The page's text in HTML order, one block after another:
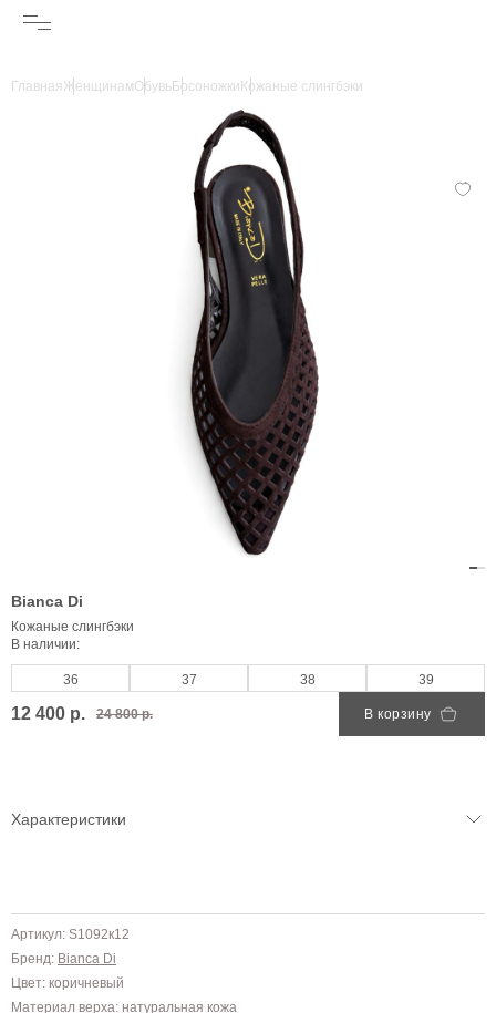
ГлавнаяЖенщинамОбувьБосоножки Кожаные слингбэки
Bianca Di
Кожаные слингбэки
В наличии:
36 37 38 39
12 400 р. 24 800 р. В корзину
Характеристики
Артикул: S1092к12
Бренд: Bianca Di
Цвет: коричневый
Материал верха: натуральная кожа